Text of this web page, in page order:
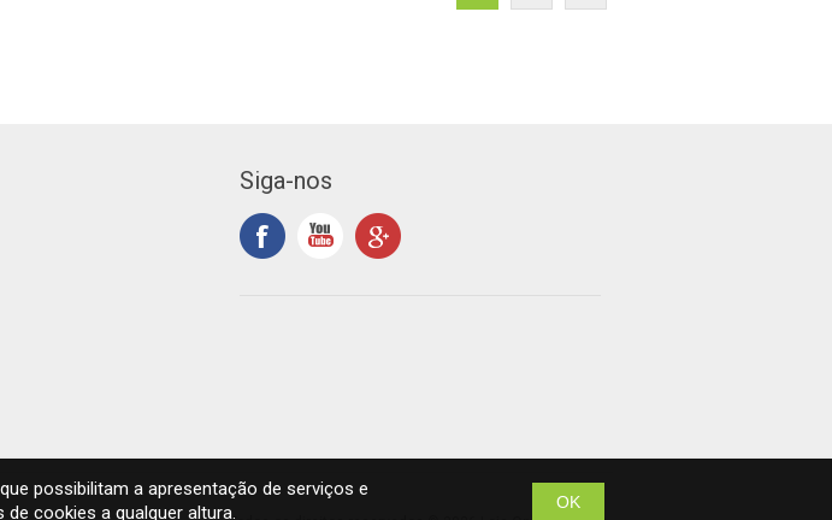
Siga-nos
possibilitam a apresentação de serviços e
cookies a qualquer altura.
OK